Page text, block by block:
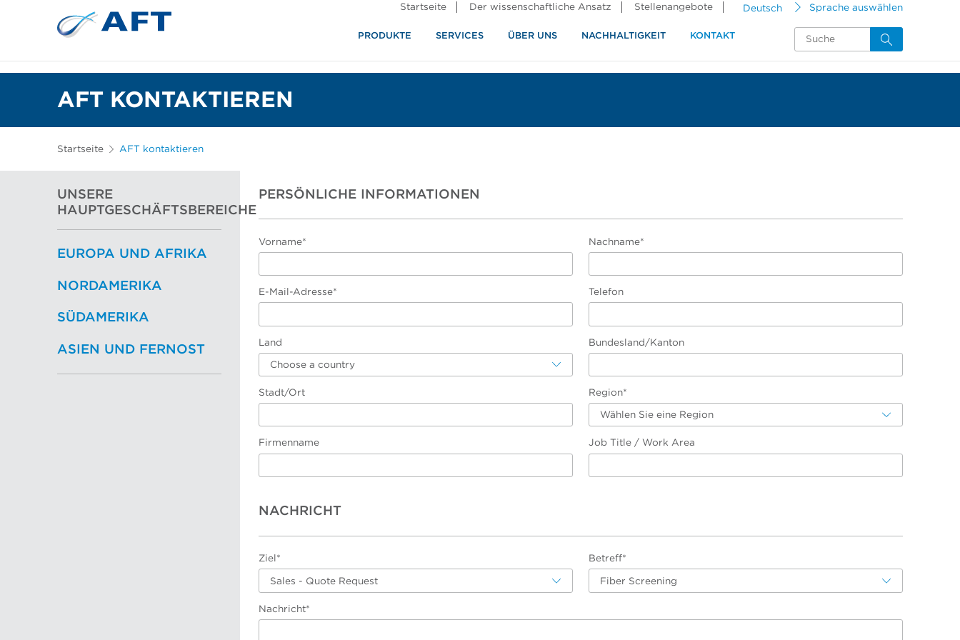
Deutsch Sprache auswählen
Startseite Der wissenschaftliche Ansatz Stellenangebote
PRODUKTE SERVICES ÜBER UNS NACHHALTIGKEIT KONTAKT
AFT KONTAKTIEREN
Startseite AFT kontaktieren
UNSERE
HAUPTGESCHÄFTSBEREICHE
EUROPA UND AFRIKA
NORDAMERIKA
SÜDAMERIKA
ASIEN UND FERNOST
PERSÖNLICHE INFORMATIONEN
Vorname* Nachname*
E-Mail-Adresse* Telefon
Land
Choose a country
Bundesland/Kanton
Stadt/Ort Region*
Wählen Sie eine Region
Firmenname Job Title / Work Area
NACHRICHT
Ziel*
Sales - Quote Request
Betreff*
Fiber Screening
Nachricht*